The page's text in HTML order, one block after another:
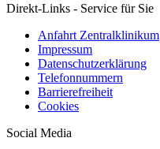
Direkt-Links - Service für Sie
Anfahrt Zentralklinikum
Impressum
Datenschutzerklärung
Telefonnummern
Barrierefreiheit
Cookies
Social Media